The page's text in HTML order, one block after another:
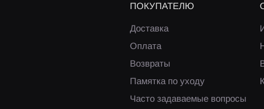
ПОКУПАТЕЛЮ
Доставка
Оплата
Возвраты
Памятка по уходу
Часто задаваемые вопросы